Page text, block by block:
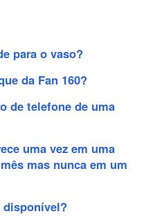
para o vaso?
da Fan 160?
de telefone de uma
uma vez em uma
mas nunca em um
disponível?